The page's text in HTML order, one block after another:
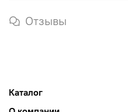
Отзывы
Каталог